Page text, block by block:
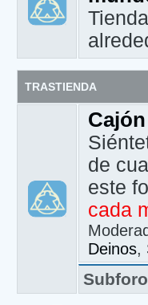
TRASTIENDA
de
este
cada
Deinos,